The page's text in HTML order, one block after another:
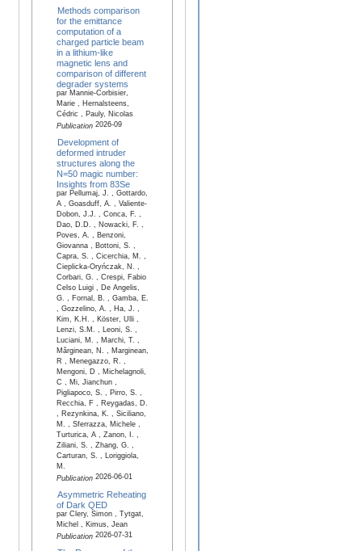
Methods comparison
for the emittance
computation of a
charged particle beam
in a lithium-like
magnetic lens and
comparison of different
degrader systems
par Mannie-Corbisier,
Marie , Hernalsteens,
Cédric , Pauly, Nicolas
Publication2026-09
Development of
deformed intruder
structures along the
N=50 magic number:
Insights from 83Se
par Pellumaj, J. , Gottardo,
A , Goasduff, A. , Valiente-
Dobon, J.J. , Conca, F. ,
Dao, D.D. , Nowacki, F. ,
Poves, A. , Benzoni,
Giovanna , Bottoni, S. ,
Capra, S. , Cicerchia, M. ,
Cieplicka-Oryńczak, N. ,
Corbari, G. , Crespi, Fabio
Celso Luigi , De Angelis,
G. , Fornal, B. , Gamba, E.
, Gozzelino, A. , Ha, J. ,
Kim, K.H. , Köster, Ulli ,
Lenzi, S.M. , Leoni, S. ,
Luciani, M. , Marchi, T. ,
Mărginean, N. , Marginean,
R , Menegazzo, R. ,
Mengoni, D , Michelagnoli,
C , Mi, Jianchun ,
Pigliapoco, S. , Pirro, S. ,
Recchia, F , Reygadas, D.
, Rezynkina, K. , Siciliano,
M. , Sferrazza, Michele ,
Turturica, A , Zanon, I. ,
Ziliani, S. , Zhang, G. ,
Carturan, S. , Loriggiola,
M.
Publication2026-06-01
Asymmetric Reheating
of Dark QED
par Clery, Simon , Tytgat,
Michel , Kimus, Jean
Publication2026-07-31